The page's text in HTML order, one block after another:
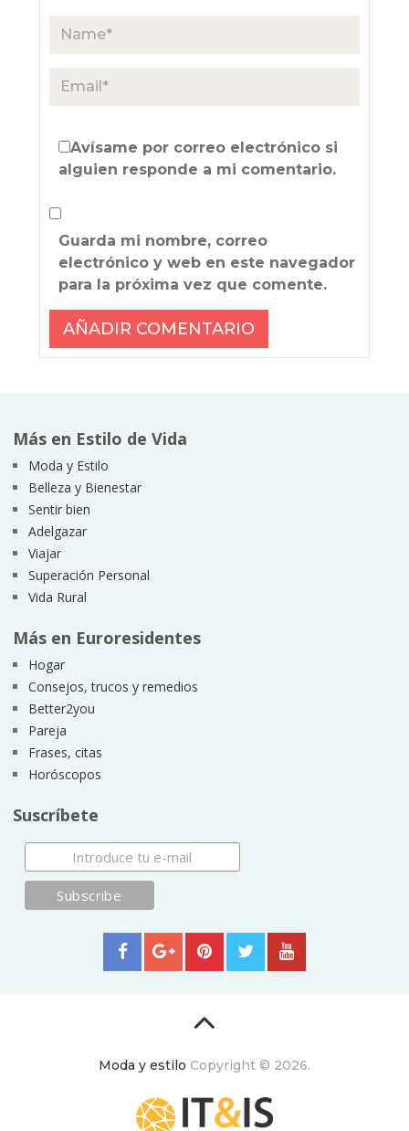
Avísame por correo electrónico si
alguien responde a mi comentario.
Guarda mi nombre, correo
electrónico y web en este navegador
para la próxima vez que comente.
Más en Estilo de Vida
Moda y Estilo
Belleza y Bienestar
Sentir bien
Adelgazar
Viajar
Superación Personal
Vida Rural
Más en Euroresidentes
Hogar
Consejos, trucos y remedios
Better2you
Pareja
Frases, citas
Horóscopos
Suscríbete
Moda y estilo Copyright © 2026.